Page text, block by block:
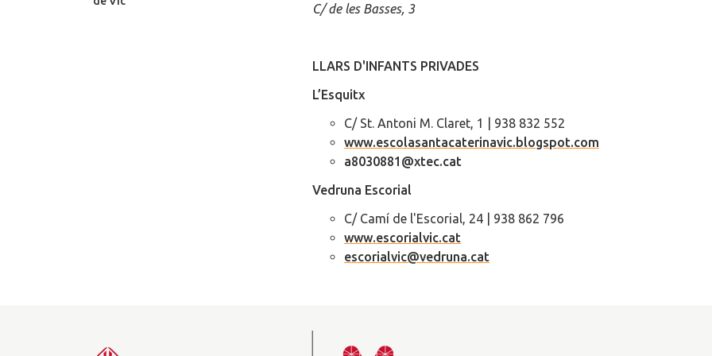
C/ de les Basses, 3
LLARS D'INFANTS PRIVADES
L’Esquitx
C/ St. Antoni M. Claret, 1 | 938 832 552
www.escolasantacaterinavic.blogspot.com
a8030881@xtec.cat
Vedruna Escorial
C/ Camí de l'Escorial, 24 | 938 862 796
www.escorialvic.cat
escorialvic@vedruna.cat